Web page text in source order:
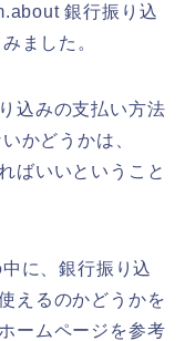
銀行振り込
ました。
込みの支払い方法
かどうかは、
ばいいということ
に、銀行振り込
えるのかどうかを
ームページを参考